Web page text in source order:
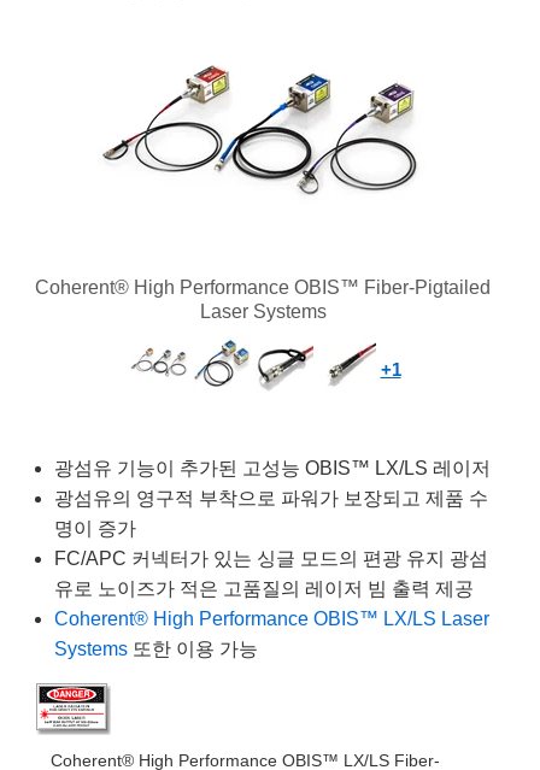
Components
Elements (DOE)
Mechanics
and Couplers
Direct Microscopes
Interface Cameras
Components
Optical Company
Components
and Detection
and Detection
and Production
Coherent® High Performance OBIS™ Fiber-Pigtailed
Laser Systems
+1
광섬유 기능이 추가된 고성능 OBIS™ LX/LS 레이저
광섬유의 영구적 부착으로 파워가 보장되고 제품 수
명이 증가
FC/APC 커넥터가 있는 싱글 모드의 편광 유지 광섬
유로 노이즈가 적은 고품질의 레이저 빔 출력 제공
Coherent® High Performance OBIS™ LX/LS Laser
Systems 또한 이용 가능
Coherent® High Performance OBIS™ LX/LS Fiber-